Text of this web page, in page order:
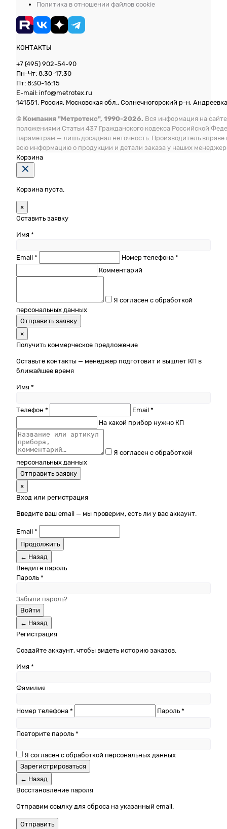
Политика в отношении файлов cookie
КОНТАКТЫ
+7 (495) 902-54-90
Пн-Чт: 8:30-17:30
Пт: 8:30-16:15
E-mail: info@metrotex.ru
141551, Россия, Московская обл., Солнечногорский р-н,
© Компания "Метротекс", 1990-2026. Вся информация на
положениями Статьи 437 Гражданского кодекса Российской
параметрам — лишь досадная неточность. Производитель
всю информацию о продукции и детали заказа у наших
Корзина
Корзина пуста.
×
Оставить заявку
Имя *
Email *
Номер телефона *
Комментарий
Я согласен с обработкой
персональных данных
Отправить заявку
×
Получить коммерческое предложение
Оставьте контакты — менеджер подготовит и вышлет КП в
ближайшее время
Имя *
Телефон *
Email *
На какой прибор нужно КП
Я согласен с обработкой
персональных данных
Отправить заявку
×
Вход или регистрация
Введите ваш email — мы проверим, есть ли у вас аккаунт.
Email *
Продолжить
← Назад
Введите пароль
Пароль *
Забыли пароль?
Войти
← Назад
Регистрация
Создайте аккаунт, чтобы видеть историю заказов.
Имя *
Фамилия
Номер телефона * Пароль *
Повторите пароль *
Я согласен с обработкой персональных данных
Зарегистрироваться
← Назад
Восстановление пароля
Отправим ссылку для сброса на указанный email.
Отправить